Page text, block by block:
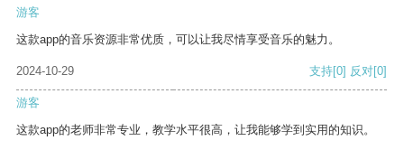
游客
这款app的音乐资源非常优质，可以让我尽情享受音乐的魅力。
2024-10-29 支持[0] 反对[0]
游客
这款app的老师非常专业，教学水平很高，让我能够学到实用的知识。